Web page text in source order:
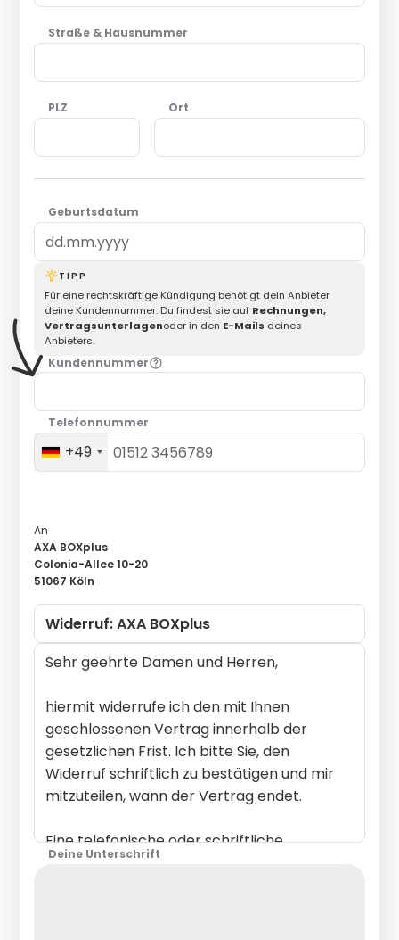
Straße & Hausnummer
PLZ Ort
An
AXA BOXplus
Colonia-Allee 10-20
51067 Köln
Geburtsdatum
TIPP
Für eine rechtskräftige Kündigung benötigt dein Anbieter
deine Kundennummer. Du findest sie auf Rechnungen,
Vertragsunterlagenoder in den E-Mails deines
Anbieters.
Kundennummer
Telefonnummer
+49
Deine Unterschrift